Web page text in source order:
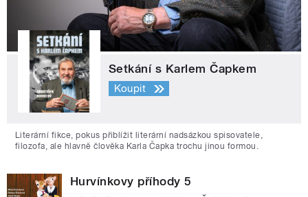
Setkání s Karlem Čapkem
Koupit
Literární fikce, pokus přiblížit literární nadsázkou spisovatele,
filozofa, ale hlavně člověka Karla Čapka trochu jinou formou.
Hurvínkovy příhody 5